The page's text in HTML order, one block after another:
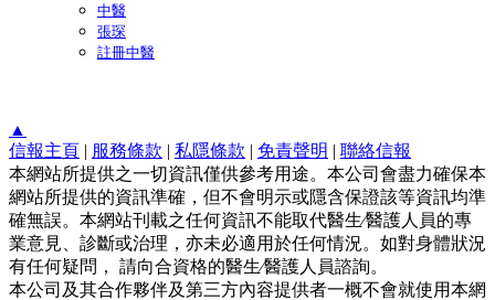
中醫
張琛
註冊中醫
▲
信報主頁 | 服務條款 | 私隱條款 | 免責聲明 | 聯絡信報
本網站所提供之一切資訊僅供參考用途。本公司會盡力確保本
網站所提供的資訊準確，但不會明示或隱含保證該等資訊均準
確無誤。本網站刊載之任何資訊不能取代醫生∕醫護人員的專
業意見、診斷或治理，亦未必適用於任何情況。如對身體狀況
有任何疑問， 請向合資格的醫生∕醫護人員諮詢。
本公司及其合作夥伴及第三方內容提供者一概不會就使用本網